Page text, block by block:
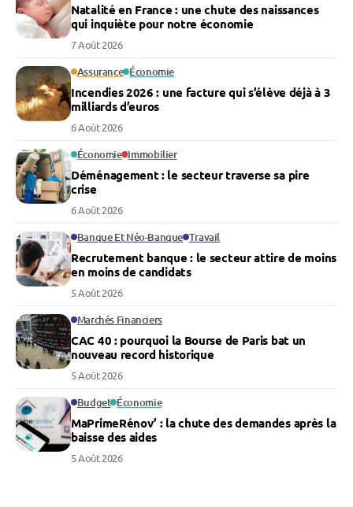
Natalité en France : une chute des naissances
qui inquiète pour notre économie
7 Août 2026
Assurance Économie
Incendies 2026 : une facture qui s’élève déjà à 3
milliards d’euros
6 Août 2026
Économie Immobilier
Déménagement : le secteur traverse sa pire
crise
6 Août 2026
Banque Et Néo-Banque Travail
Recrutement banque : le secteur attire de moins
en moins de candidats
5 Août 2026
Marchés Financiers
CAC 40 : pourquoi la Bourse de Paris bat un
nouveau record historique
5 Août 2026
Budget Économie
MaPrimeRénov’ : la chute des demandes après la
baisse des aides
5 Août 2026